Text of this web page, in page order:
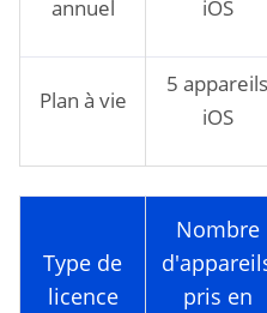
annuel
iOS
Plan à vie
5 appareils
iOS
Type de
licence
Nombre
pris en